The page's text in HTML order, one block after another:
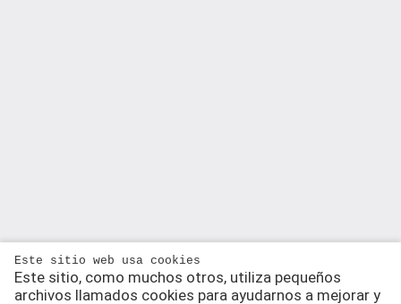
Este sitio web usa cookies
Este sitio, como muchos otros, utiliza pequeños
archivos llamados cookies para ayudarnos a mejorar y